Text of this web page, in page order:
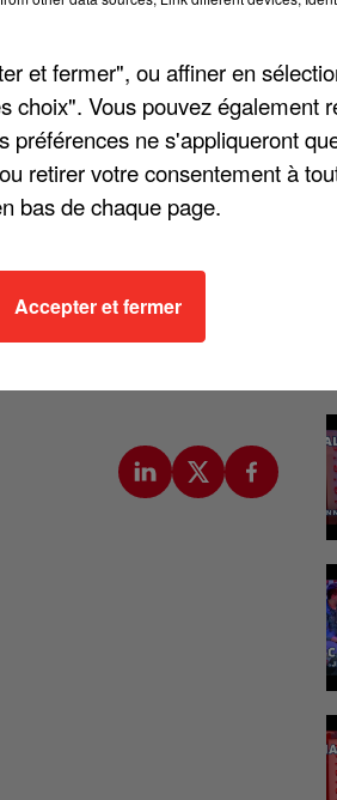
sur France 5. Véronique
viennent d'être ajoutées pour
François. Elle évoque un
lors de sa tournée, il m'a dit
il faut aller le chercher. Il faut
gestes''. Ça a été le seul
les yeux ». C'est dit
et fermer", ou affiner en
choix". Vous pouvez également
préférences ne s'appliqueront
retirer votre consentement à
bas de chaque page.
Accepter et fermer